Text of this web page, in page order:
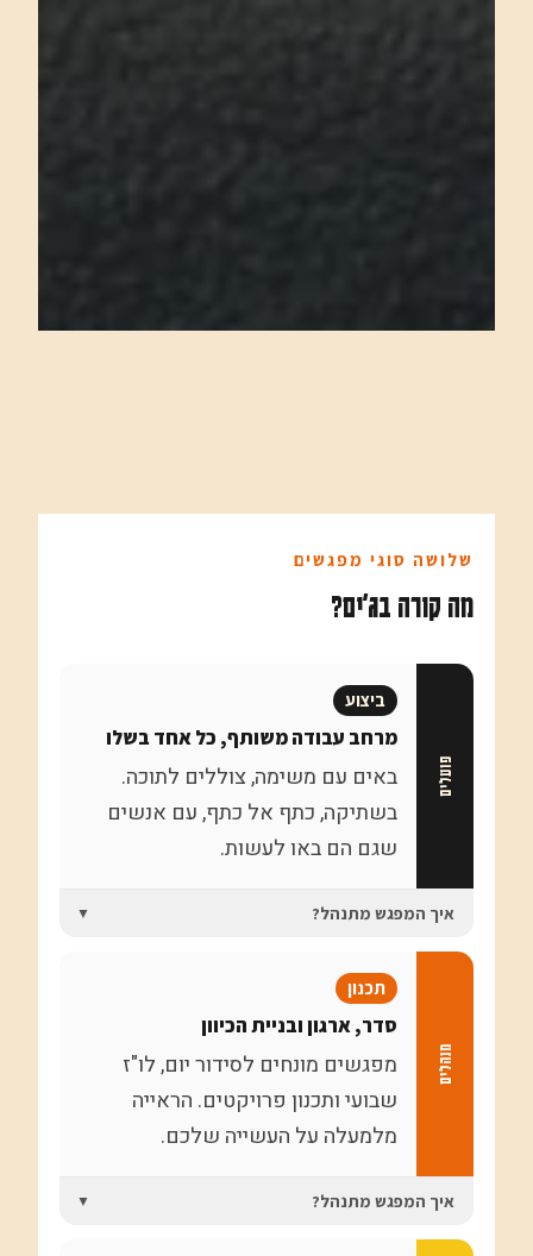
שלושה סוגי מפגשים
מה קורה בג'ים?
פועלים
ביצוע
מרחב עבודה משותף, כל אחד בשלו
באים עם משימה, צוללים לתוכה.
בשתיקה, כתף אל כתף, עם אנשים
שגם הם באו לעשות.
איך המפגש מתנהל? ▼
מה עושים במפגש?
המנחה פותח את הסשן בכמה דברי פתיחה
ושיתוף קצר מהמשתתפים, ואז כל אחד
צולל לעשות את המשימות שחשוב לו
לקדם. בעסק, בחיים הפרטיים, בפרויקט. כל
אחד בשלו.
לומדים משהו?
לא. זה מרחב עבודה ופעולה משותף.
מנהלים
תכנון
סדר, ארגון ובניית הכיוון
מפגשים מונחים לסידור יום, לו"ז
שבועי ותכנון פרויקטים. הראייה
מלמעלה על העשייה שלכם.
איך המפגש מתנהל? ▼